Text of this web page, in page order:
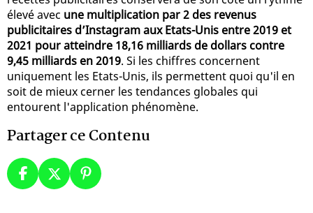
élevé avec une multiplication par 2 des revenus
publicitaires d’Instagram aux Etats-Unis entre 2019 et
2021 pour atteindre 18,16 milliards de dollars contre
9,45 milliards en 2019. Si les chiffres concernent
uniquement les Etats-Unis, ils permettent quoi qu'il en
soit de mieux cerner les tendances globales qui
entourent l'application phénomène.
Partager ce Contenu